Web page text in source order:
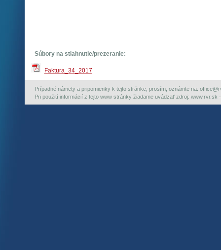
Súbory na stiahnutie/prezeranie:
Faktura_34_2017
Prípadné námety a pripomienky k tejto stránke, prosím, oznámte na:
Pri použití informácií z tejto www stránky žiadame uvádzať zdroj: www.rvr.sk